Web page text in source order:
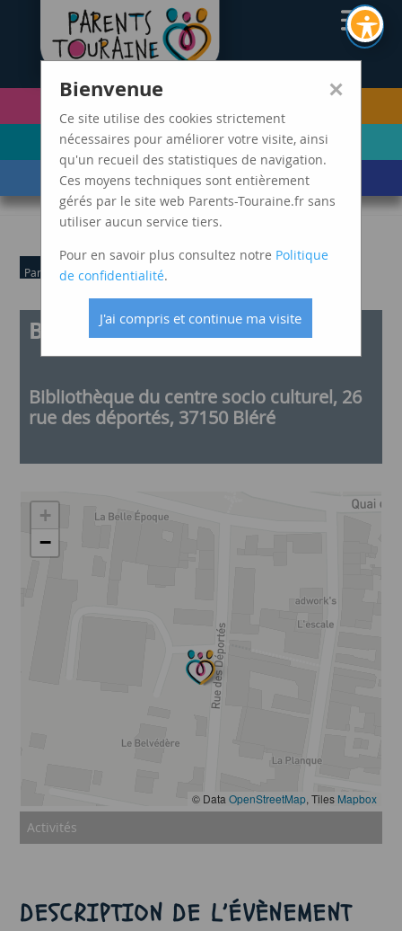
PETITE ENFANCE
(0-5 ANS)
ENFANCE
(6-11 ANS)
ADOLESCENCE ET
JEUNES ADULTES
LES ÉVÈNEMENTS
DE VIE MARDIS SPAGHETTI
Parents Petite Enfance
Bébés Lecteurs
Bibliothèque du centre socio culturel, 26
rue des déportés, 37150 Bléré
+
−
© Data OpenStreetMap, Tiles Mapbox
Activités
DESCRIPTION DE L’ÉVÈNEMENT
×
Bienvenue
Ce site utilise des cookies strictement
nécessaires pour améliorer votre visite, ainsi
qu'un recueil des statistiques de navigation.
Ces moyens techniques sont entièrement
gérés par le site web Parents-Touraine.fr sans
utiliser aucun service tiers.
Pour en savoir plus consultez notre Politique
de confidentialité.
J'ai compris et continue ma visite